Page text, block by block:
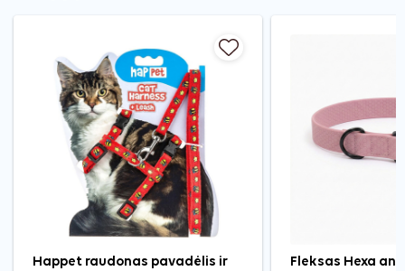
Happet raudonas pavadėlis ir
Fleksas Hexa